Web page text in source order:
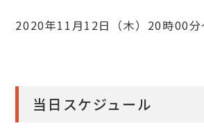
2020年11月12日（木）20時00
当日スケジュール